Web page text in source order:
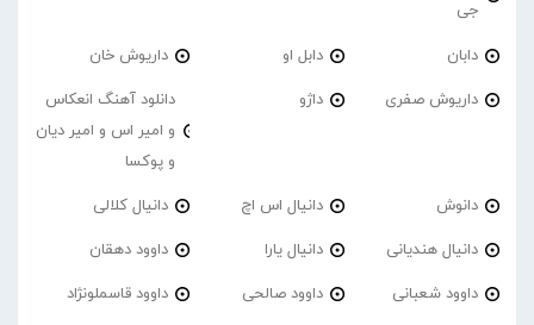
جی
دابان دابل او داریوش خان
داریوش صفری داژو
دانلود آهنگ انعکاس
و امیر اس و امیر دیان
و پوکسا
دانوش دانیال اس اچ دانیال کلالی
دانیال هندیانی دانیال یارا داوود دهقان
داوود شعبانی داوود صالحی داوود قاسملونژاد